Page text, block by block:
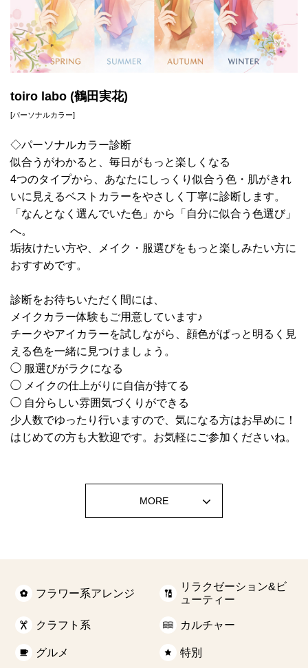
toiro labo (鶴田実花)
[パーソナルカラー]
◇パーソナルカラー診断
似合うがわかると、毎日がもっと楽しくなる
4つのタイプから、あなたにしっくり似合う色・肌がきれ
いに見えるベストカラーをやさしく丁寧に診断します。
「なんとなく選んでいた色」から「自分に似合う色選び」
へ。
垢抜けたい方や、メイク・服選びをもっと楽しみたい方に
おすすめです。
診断をお待ちいただく間には、
メイクカラー体験もご用意しています♪
チークやアイカラーを試しながら、顔色がぱっと明るく見
える色を一緒に見つけましょう。
◯ 服選びがラクになる
◯ メイクの仕上がりに自信が持てる
◯ 自分らしい雰囲気づくりができる
少人数でゆったり行いますので、気になる方はお早めに！
はじめての方も大歓迎です。お気軽にご参加くださいね。
MORE
フラワー系アレンジ
リラクゼーション&ビ
ューティー
クラフト系 カルチャー
グルメ 特別